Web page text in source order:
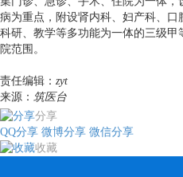
病为重点，附设肾内科、妇产科、口
科研、教学等多功能为一体的三级
院范围。
责任编辑： zyt
来源： 筑医台
分享
QQ分享 微博分享 微信分享
收藏